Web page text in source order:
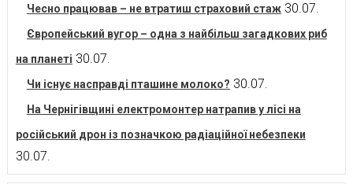
Чесно працював – не втратиш страховий стаж 30.07.
Європейський вугор – одна з найбільш загадкових риб
на планеті 30.07.
Чи існує насправді пташине молоко? 30.07.
На Чернігівщині електромонтер натрапив у лісі на
російський дрон із позначкою радіаційної небезпеки
30.07.